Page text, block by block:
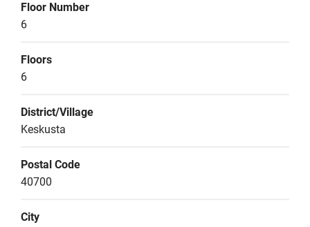
Floor Number
6
Floors
6
District/Village
Keskusta
Postal Code
40700
City